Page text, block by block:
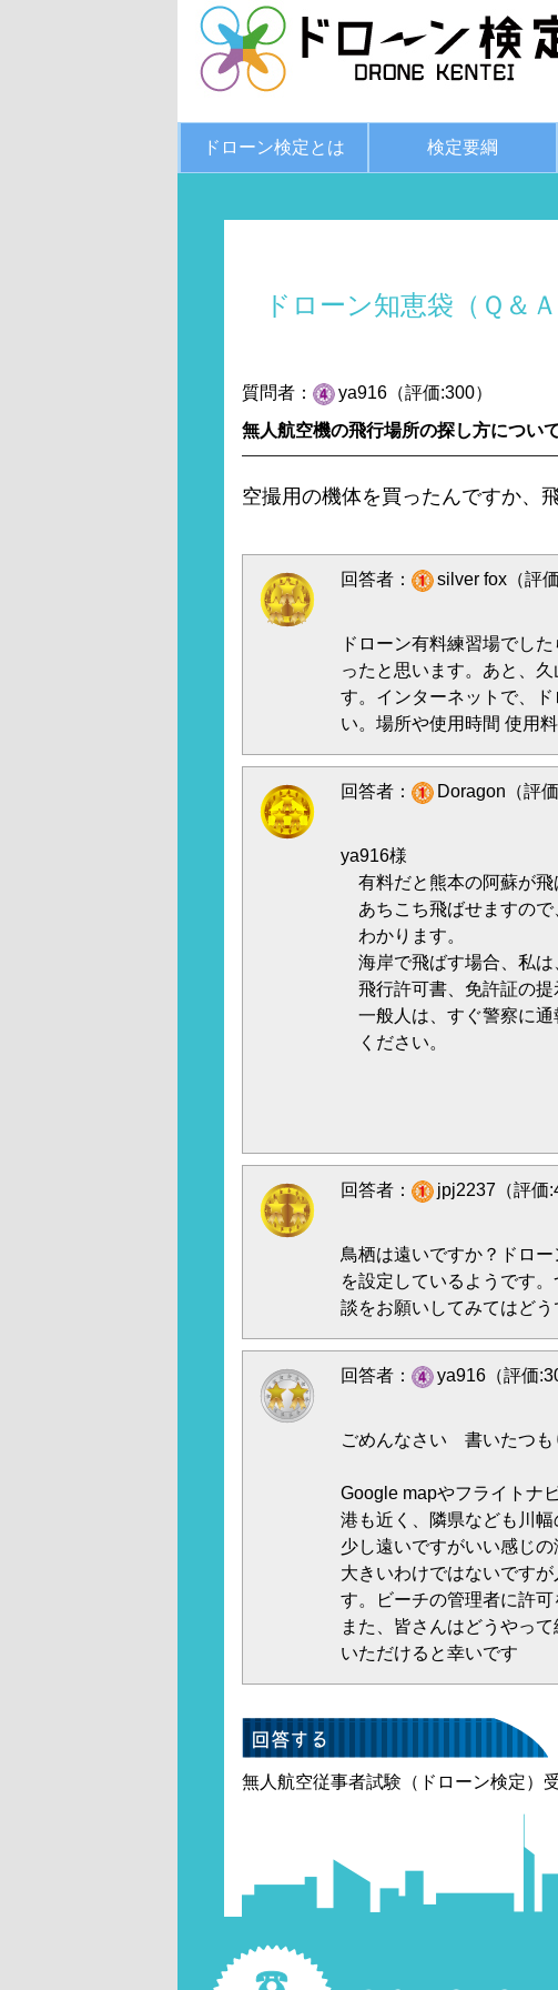
ドローン検定とは 検定要綱
ドローン知恵袋（Ｑ＆
質問者：
ya916（評価:300）
無人航空機の飛行場所の探し方につい
空撮用の機体を買ったんですか、
回答者： silver fox（評
ドローン有料練習場でし
ったと思います。あと、
す。インターネットで、
い。場所や使用時間 使用
回答者： Doragon（評
ya916様
有料だと熊本の阿蘇が飛
あちこち飛ばせますので
わかります。
海岸で飛ばす場合、私は
飛行許可書、免許証の提
一般人は、すぐ警察に通
ください。
回答者： jpj2237（評価
鳥栖は遠いですか？ドロ
を設定しているようです
談をお願いしてみてはどう
回答者： ya916（評価
ごめんなさい 書いたつ
Google mapやフライトナ
港も近く、隣県なども川
少し遠いですがいい感じ
大きいわけではないです
す。ビーチの管理者に許
また、皆さんはどうやっ
いただけると幸いです
無人航空従事者試験（ドローン検定）